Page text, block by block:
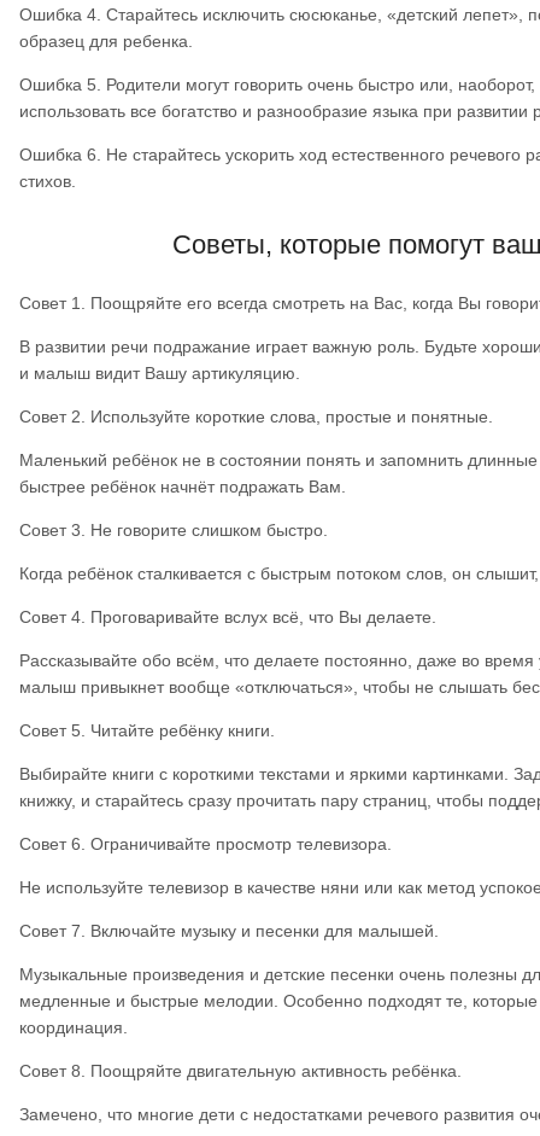
Ошибка 4. Старайтесь исключить сюсюканье, «детский
образец для ребенка.
Ошибка 5. Родители могут говорить очень быстро или,
использовать все богатство и разнообразие языка при развитии
Ошибка 6. Не старайтесь ускорить ход естественного
стихов.
Советы, которые помогут
Совет 1. Поощряйте его всегда смотреть на Вас, когда Вы
В развитии речи подражание играет важную роль. Будьте
и малыш видит Вашу артикуляцию.
Совет 2. Используйте короткие слова, простые и понятные.
Маленький ребёнок не в состоянии понять и запомнить
быстрее ребёнок начнёт подражать Вам.
Совет 3. Не говорите слишком быстро.
Когда ребёнок сталкивается с быстрым потоком слов, он
Совет 4. Проговаривайте вслух всё, что Вы делаете.
Рассказывайте обо всём, что делаете постоянно, даже во
малыш привыкнет вообще «отключаться», чтобы не слышать
Совет 5. Читайте ребёнку книги.
Выбирайте книги с короткими текстами и яркими картинками.
книжку, и старайтесь сразу прочитать пару страниц, чтобы
Совет 6. Ограничивайте просмотр телевизора.
Не используйте телевизор в качестве няни или как метод
Совет 7. Включайте музыку и песенки для малышей.
Музыкальные произведения и детские песенки очень полезны
медленные и быстрые мелодии. Особенно подходят те,
координация.
Совет 8. Поощряйте двигательную активность ребёнка.
Замечено, что многие дети с недостатками речевого развития